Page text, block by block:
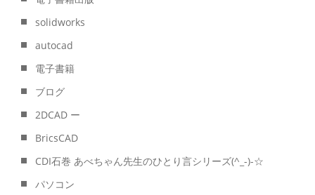
solidworks
autocad
電子書籍
ブログ
2DCAD ー
BricsCAD
CDI石巻 あべちゃん先生のひとり言シリーズ(^_-)-☆
パソコン